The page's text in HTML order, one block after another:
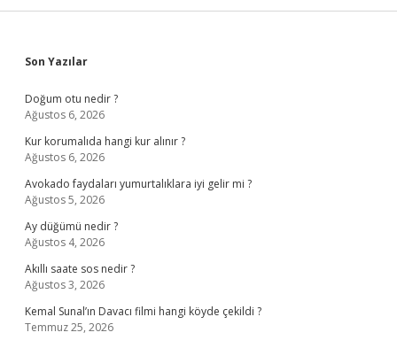
Sidebar
Son Yazılar
Doğum otu nedir ?
Ağustos 6, 2026
Kur korumalıda hangi kur alınır ?
Ağustos 6, 2026
Avokado faydaları yumurtalıklara iyi gelir mi ?
Ağustos 5, 2026
Ay düğümü nedir ?
Ağustos 4, 2026
Akıllı saate sos nedir ?
Ağustos 3, 2026
Kemal Sunal’ın Davacı filmi hangi köyde çekildi ?
Temmuz 25, 2026